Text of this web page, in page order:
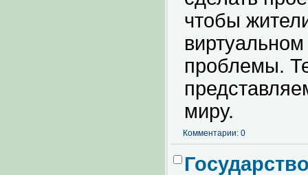
чтобы
проблемы.
миру.
Комментарии: 0